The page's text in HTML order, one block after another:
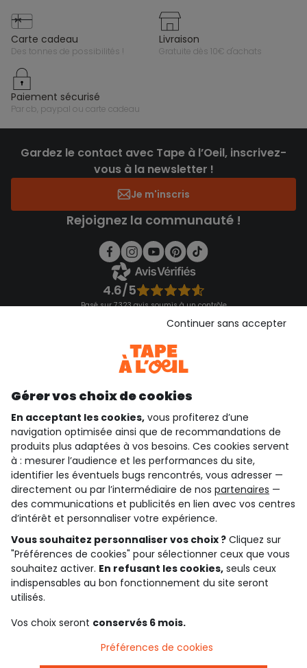
carte cadeau
des tonnes de possibilités !
livraison
gratuite dès 10€ d'achats
paiement sécurisé
par cb, paypal ou carte cadeau
Gardez le contact avec Tape à l’Oeil, inscrivez-
vous à la newsletter !
Je m'inscris
Rejoignez la communauté !
4.6/5
Basé sur 7 323 avis soumis à un contrôle
Consulter les CGU
qui sommes-nous ?
besoin d'aide ?
le club fidélité
notre catalogue
Conditions générales de ventes et d'utilisation
Conditions d’utilisation des réseaux sociaux
Politique de confidentialité
Cookies et données personnelles
Paramètres des cookies
Gérer vos choix de cookies
En acceptant les cookies, vous profiterez d’une
navigation optimisée ainsi que de recommandations de
produits plus adaptées à vos besoins. Ces cookies servent
à : mesurer l’audience et les performances du site,
identifier les éventuels bugs rencontrés, vous adresser —
directement ou par l’intermédiaire de nos partenaires —
des communications et publicités en lien avec vos centres
d’intérêt et personnaliser votre expérience.
Vous souhaitez personnaliser vos choix ? Cliquez sur
"Préférences de cookies" pour sélectionner ceux que vous
souhaitez activer. En refusant les cookies, seuls ceux
indispensables au bon fonctionnement du site seront
utilisés.
Vos choix seront conservés 6 mois.
Continuer sans accepter
Préférences de cookies